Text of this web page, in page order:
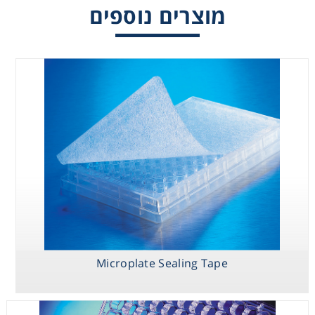
מוצרים נוספים
Microplate Sealing Tape
Sealing Tape
96-well Receiver
Reagents & Kits
Safety
Chemicals